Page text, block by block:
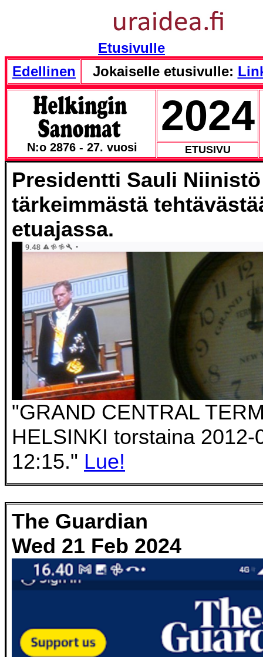
Etusivulle
Edellinen
Jokaiselle etusivulle:
N:o 2876 - 27. vuosi
2024
ETUSIVU
Presidentti Sauli
tärkeimmästä
etuajassa.
"GRAND CENTRAL
HELSINKI torstaina 2012-
12:15." Lue!
The Guardian
Wed 21 Feb 2024